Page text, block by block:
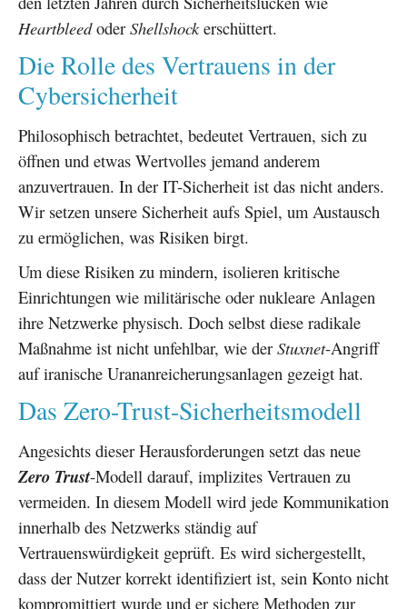
Heartbleedoder Shellshockerschüttert.
Die Rolle des Vertrauens in der
Cybersicherheit
Philosophisch betrachtet, bedeutet Vertrauen, sich zu
öffnen und etwas Wertvolles jemand anderem
anzuvertrauen. In der IT-Sicherheit ist das nicht anders.
Wir setzen unsere Sicherheit aufs Spiel, um Austausch
zu ermöglichen, was Risiken birgt.
Um diese Risiken zu mindern, isolieren kritische
Einrichtungen wie militärische oder nukleare Anlagen
ihre Netzwerke physisch. Doch selbst diese radikale
Maßnahme ist nicht unfehlbar, wie der Stuxnet-Angriff
auf iranische Urananreicherungsanlagen gezeigt hat.
Das Zero-Trust-Sicherheitsmodell
Angesichts dieser Herausforderungen setzt das neue
Zero Trust-Modell darauf, implizites Vertrauen zu
vermeiden. In diesem Modell wird jede Kommunikation
innerhalb des Netzwerks ständig auf
Vertrauenswürdigkeit geprüft. Es wird sichergestellt,
dass der Nutzer korrekt identifiziert ist, sein Konto nicht
kompromittiert wurde und er sichere Methoden zur